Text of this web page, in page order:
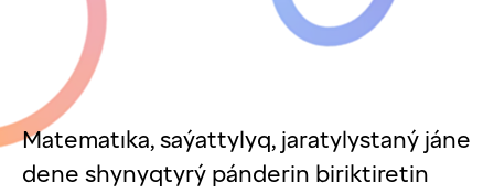
Matematıka, saýattylyq, jaratylystaný jáne
dene shynyqtyrý pánderin biriktiretin